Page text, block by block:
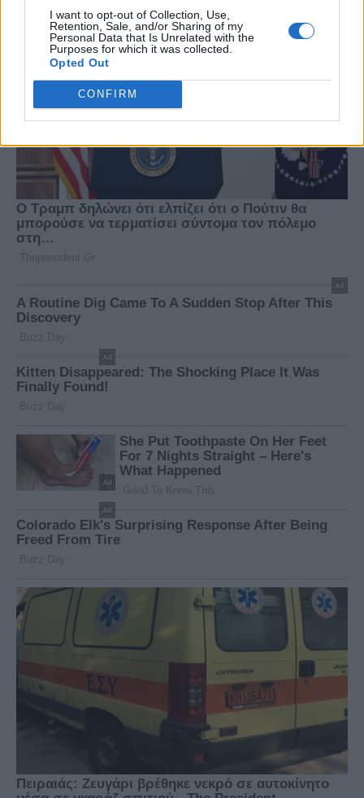
I want to opt-out of Collection, Use,
Retention, Sale, and/or Sharing of my
Personal Data that Is Unrelated with the
Purposes for which it was collected.
Opted Out
CONFIRM